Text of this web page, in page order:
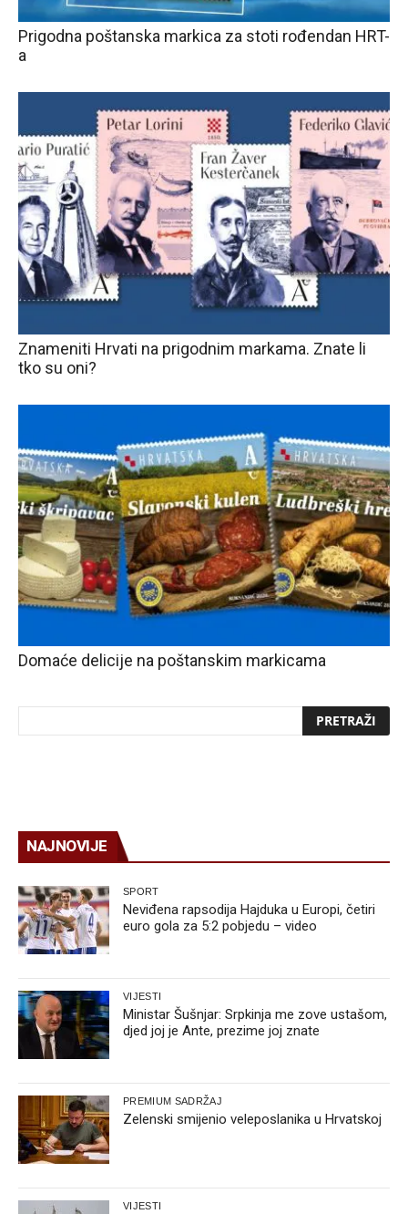
Prigodna poštanska markica za stoti rođendan HRT-
a
Znameniti Hrvati na prigodnim markama. Znate li
tko su oni?
Domaće delicije na poštanskim markicama
NAJNOVIJE
SPORT
Neviđena rapsodija Hajduka u Europi, četiri
euro gola za 5:2 pobjedu – video
VIJESTI
Ministar Šušnjar: Srpkinja me zove ustašom,
djed joj je Ante, prezime joj znate
PREMIUM SADRŽAJ
Zelenski smijenio veleposlanika u Hrvatskoj
VIJESTI